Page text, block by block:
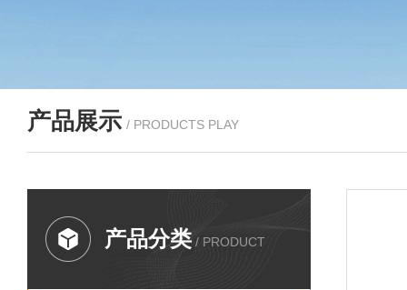
产品展示 / PRODUCTS PLAY
产品分类 / PRODUCT